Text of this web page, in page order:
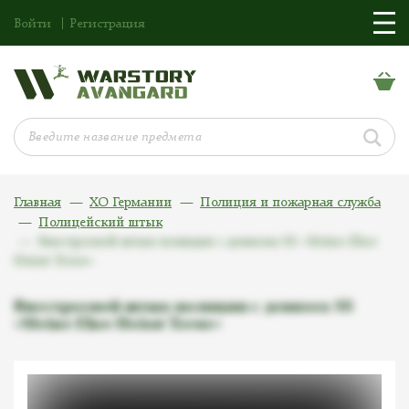
Войти Регистрация
Главная ХО Германии
Полиция и пожарная служба
Полицейский штык
Внестроевой штык полиции c девизом SS
«Meine Ehre Heisst Treue»